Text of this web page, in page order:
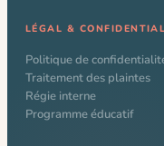
LÉGAL &
Politique de
Traitement des plaintes
Régie interne
Programme éducatif